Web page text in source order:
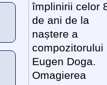
împlinirii celor
de ani de la
naștere a
compozitorului
Eugen Doga.
Omagierea